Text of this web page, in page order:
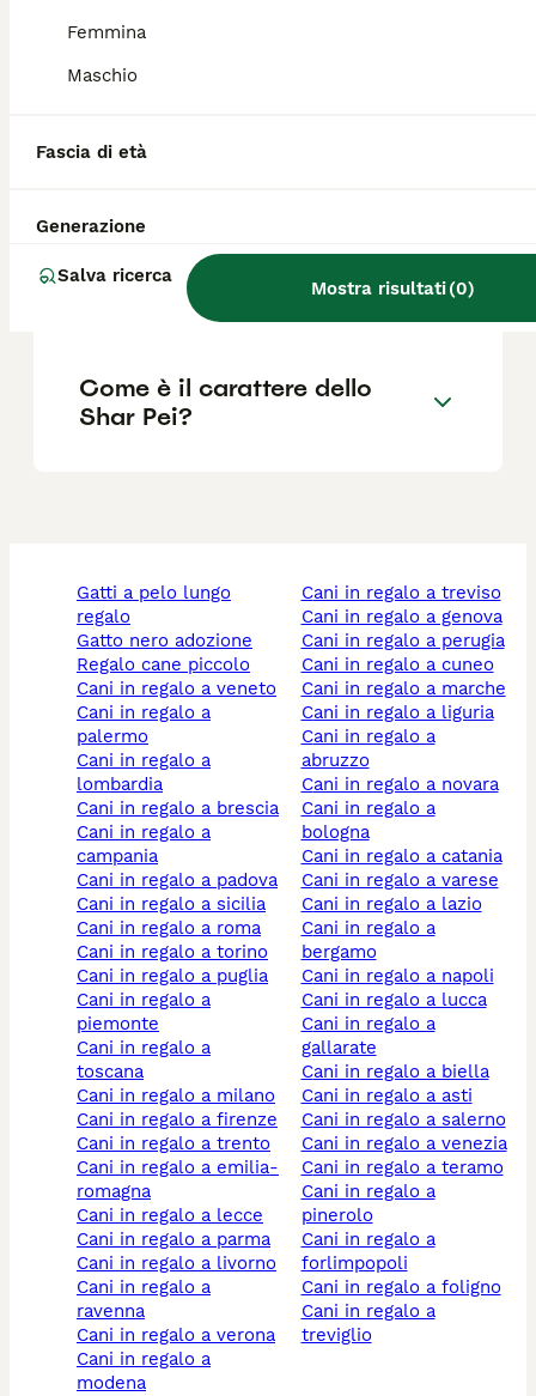
Femmina
Maschio
Fascia di età
Generazione
Salva ricerca
Mostra risultati(0)
Quali sono i pregi e i difetti
Cosa mangia uno Shar Pei?
Come è il carattere dello
Shar Pei?
gatti a pelo lungo
regalo
gatto nero adozione
regalo cane piccolo
cani in regalo a veneto
cani in regalo a
palermo
cani in regalo a
lombardia
cani in regalo a brescia
cani in regalo a
campania
cani in regalo a padova
cani in regalo a sicilia
cani in regalo a roma
cani in regalo a torino
cani in regalo a puglia
cani in regalo a
piemonte
cani in regalo a
toscana
cani in regalo a milano
cani in regalo a firenze
cani in regalo a trento
cani in regalo a emilia-
romagna
cani in regalo a lecce
cani in regalo a parma
cani in regalo a livorno
cani in regalo a
ravenna
cani in regalo a verona
cani in regalo a
modena
cani in regalo a treviso
cani in regalo a genova
cani in regalo a perugia
cani in regalo a cuneo
cani in regalo a marche
cani in regalo a liguria
cani in regalo a
abruzzo
cani in regalo a novara
cani in regalo a
bologna
cani in regalo a catania
cani in regalo a varese
cani in regalo a lazio
cani in regalo a
bergamo
cani in regalo a napoli
cani in regalo a lucca
cani in regalo a
gallarate
cani in regalo a biella
cani in regalo a asti
cani in regalo a salerno
cani in regalo a venezia
cani in regalo a teramo
cani in regalo a
pinerolo
cani in regalo a
forlimpopoli
cani in regalo a foligno
cani in regalo a
treviglio